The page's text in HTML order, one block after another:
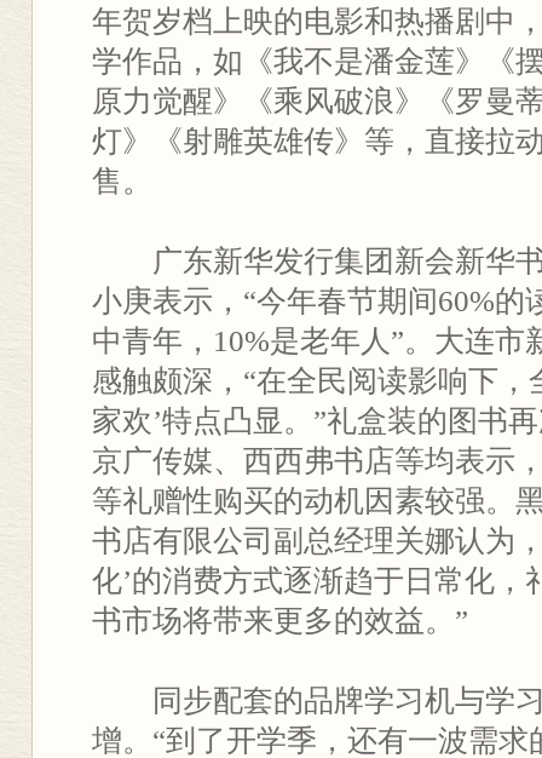
年贺岁档上映的电影和热播剧中
学作品，如《我不是潘金莲》《
原力觉醒》《乘风破浪》《罗曼
灯》《射雕英雄传》等，直接拉
售。
广东新华发行集团新会新华书
小庚表示，“今年春节期间60%的
中青年，10%是老年人”。大连市
感触颇深，“在全民阅读影响下，
家欢’特点凸显。”礼盒装的图书
京广传媒、西西弗书店等均表示
等礼赠性购买的动机因素较强。
书店有限公司副总经理关娜认为
化’的消费方式逐渐趋于日常化，
书市场将带来更多的效益。”
同步配套的品牌学习机与学习
增。“到了开学季，还有一波需求